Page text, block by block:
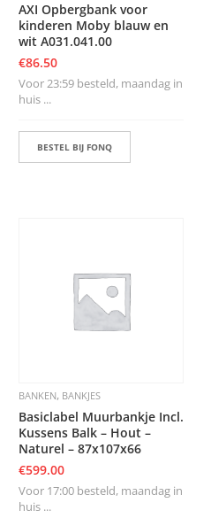
AXI Opbergbank voor
kinderen Moby blauw en
wit A031.041.00
€86.50
Voor 23:59 besteld, maandag in
huis ...
BESTEL BIJ FONQ
BANKEN, BANKJES
Basiclabel Muurbankje Incl.
Kussens Balk – Hout –
Naturel – 87x107x66
€599.00
Voor 17:00 besteld, maandag in
huis ...